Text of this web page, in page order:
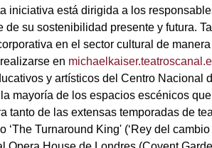
iniciativa está dirigida a los
de su sostenibilidad presente y futura.
en el sector cultural de
en
y artísticos del Centro
mayoría de los espacios escénicos
tanto de las extensas temporadas de
‘The Turnaround King' (‘Rey del